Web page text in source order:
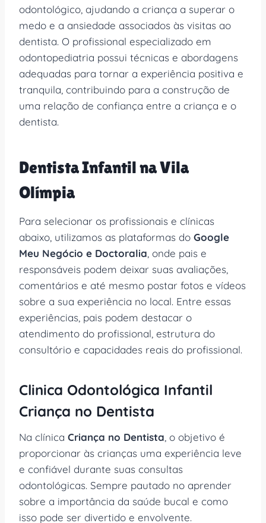
odontológico, ajudando a criança a superar o
medo e a ansiedade associados às visitas ao
dentista. O profissional especializado em
odontopediatria possui técnicas e abordagens
adequadas para tornar a experiência positiva e
tranquila, contribuindo para a construção de
uma relação de confiança entre a criança e o
dentista.
Dentista Infantil na Vila
Olímpia
Para selecionar os profissionais e clínicas
abaixo, utilizamos as plataformas do Google
Meu Negócio e Doctoralia , onde pais e
responsáveis podem deixar suas avaliações,
comentários e até mesmo postar fotos e vídeos
sobre a sua experiência no local. Entre essas
experiências, pais podem destacar o
atendimento do profissional, estrutura do
consultório e capacidades reais do profissional.
Clinica Odontológica Infantil
Criança no Dentista
Na clínica Criança no Dentista , o objetivo é
proporcionar às crianças uma experiência leve
e confiável durante suas consultas
odontológicas. Sempre pautado no aprender
sobre a importância da saúde bucal e como
isso pode ser divertido e envolvente.